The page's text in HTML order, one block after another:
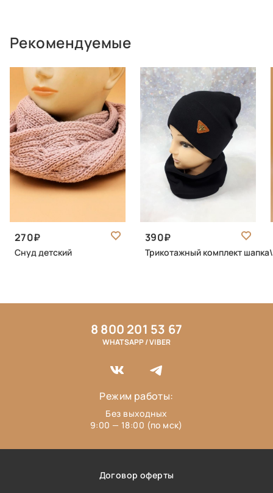
Рекомендуемые
270
Снуд детский
390
Трикотажный комплект
Договор оферты
8 800 201 53 67
WHATSAPP / VIBER
Режим работы:
Без выходных
9:00 — 18:00 (по мск)